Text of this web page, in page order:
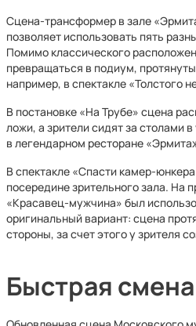
Сцена-трансформер в зале
позволяет использовать пять
Помимо классического
превращаться в подиум,
например, в спектакле «Толстого
В постановке «На Трубе» сцена
ложи, а зрители сидят за столами
в легендарном ресторане
В спектакле «Спасти камер-
посередине зрительного зала. На
«Красавец-мужчина» был
оригинальный вариант: сцена
стороны, за счет этого у зрителя
Быстрая